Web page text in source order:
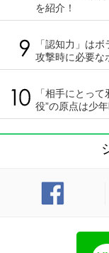
を紹介！
「認知力」は
攻撃時に必要な
「相手にとっ
役”の原点は少